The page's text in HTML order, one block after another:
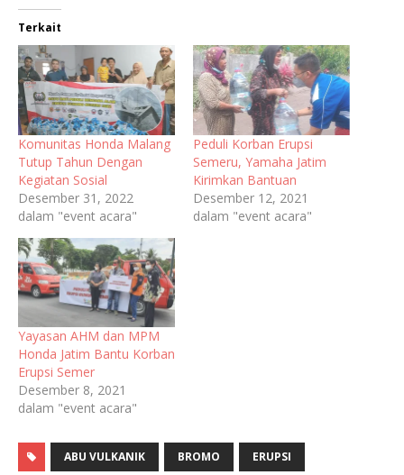
Terkait
Komunitas Honda Malang
Tutup Tahun Dengan
Kegiatan Sosial
Desember 31, 2022
dalam "event acara"
Peduli Korban Erupsi
Semeru, Yamaha Jatim
Kirimkan Bantuan
Desember 12, 2021
dalam "event acara"
Yayasan AHM dan MPM
Honda Jatim Bantu Korban
Erupsi Semer
Desember 8, 2021
dalam "event acara"
ABU VULKANIK BROMO ERUPSI